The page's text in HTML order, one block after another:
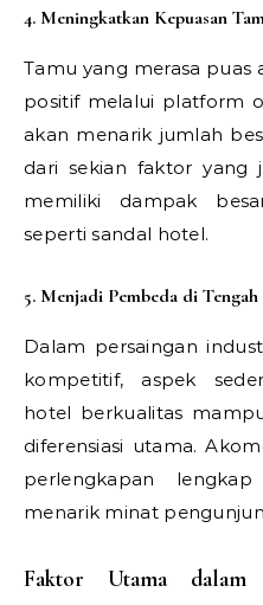
4. Meningkatkan Kepuasan
Tamu yang merasa puas
positif melalui platform
akan menarik jumlah
dari sekian faktor yang
memiliki dampak
seperti sandal hotel.
5. Menjadi Pembeda di
Dalam persaingan
kompetitif, aspek
hotel berkualitas
diferensiasi utama.
perlengkapan
menarik minat
Faktor Utama